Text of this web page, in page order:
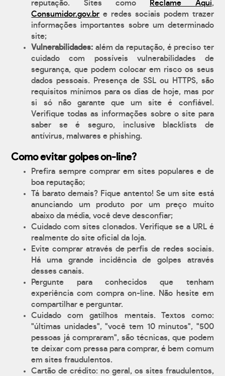
reputação. Sites como
Reclame Aqui,
Consumidor.gov.br e redes sociais podem trazer
informações importantes sobre um determinado
site;
Vulnerabilidades: além da reputação, é preciso ter
cuidado com possíveis vulnerabilidades de
segurança, que podem colocar em risco os seus
dados pessoais. Presença de SSL ou HTTPS, são
requisitos mínimos para os dias de hoje, mas por
si só não garante que um site é confiável.
Verifique todas as informações sobre o site para
saber se é seguro, inclusive blacklists de
antívirus, malwares e phishing.
Como evitar golpes on-line?
Prefira sempre comprar em sites populares e de
boa reputação;
Tá barato demais? Fique antento! Se um site está
anunciando um produto por um preço muito
abaixo da média, você deve desconfiar;
Cuidado com sites clonados. Verifique se a URL é
realmente do site oficial da loja.
Evite comprar através de perfis de redes sociais.
Há uma grande incidência de golpes através
desses canais.
Pergunte para conhecidos que tenham
experiência com compra on-line. Não hesite em
compartilhar e perguntar.
Cuidado com gatilhos mentais. Textos como:
"últimas unidades", "você tem 10 minutos", "500
pessoas já compraram", são técnicas, que podem
te deixar com pressa para comprar, é bem comum
em sites fraudulentos.
Cartão de crédito: no geral, os sites fraudulentos,